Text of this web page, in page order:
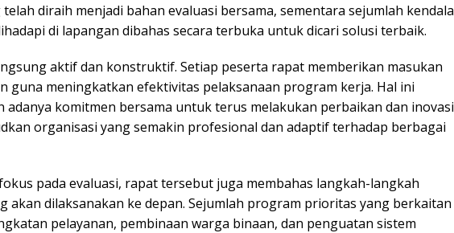
telah diraih menjadi bahan evaluasi bersama, sementara sejumlah kendala
di lapangan dibahas secara terbuka untuk dicari solusi terbaik.
aktif dan konstruktif. Setiap peserta rapat memberikan masukan
guna meningkatkan efektivitas pelaksanaan program kerja. Hal ini
adanya komitmen bersama untuk terus melakukan perbaikan dan inovasi
organisasi yang semakin profesional dan adaptif terhadap berbagai
pada evaluasi, rapat tersebut juga membahas langkah-langkah
akan dilaksanakan ke depan. Sejumlah program prioritas yang berkaitan
pelayanan, pembinaan warga binaan, dan penguatan sistem